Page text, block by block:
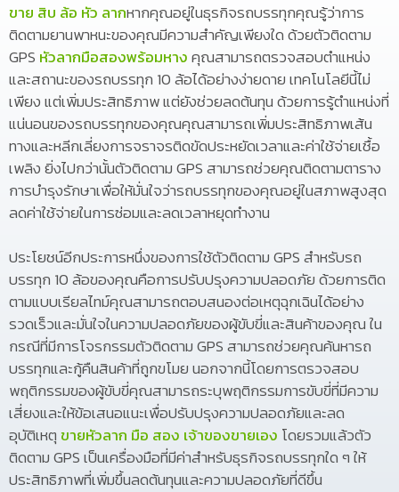
ขาย สิบ ล้อ หัว ลากหากคุณอยู่ในธุรกิจรถบรรทุกคุณรู้ว่าการ
ติดตามยานพาหนะของคุณมีความสำคัญเพียงใด ด้วยตัวติดตาม
GPS หัวลากมือสองพร้อมหางคุณสามารถตรวจสอบตำแหน่ง
และสถานะของรถบรรทุก 10 ล้อได้อย่างง่ายดาย เทคโนโลยีนี้ไม่
เพียง แต่เพิ่มประสิทธิภาพ แต่ยังช่วยลดต้นทุน ด้วยการรู้ตำแหน่งที่
แน่นอนของรถบรรทุกของคุณคุณสามารถเพิ่มประสิทธิภาพเส้น
ทางและหลีกเลี่ยงการจราจรติดขัดประหยัดเวลาและค่าใช้จ่ายเชื้อ
เพลิง ยิ่งไปกว่านั้นตัวติดตาม GPS สามารถช่วยคุณติดตามตาราง
การบำรุงรักษาเพื่อให้มั่นใจว่ารถบรรทุกของคุณอยู่ในสภาพสูงสุด
ลดค่าใช้จ่ายในการซ่อมและลดเวลาหยุดทำงาน
ประโยชน์อีกประการหนึ่งของการใช้ตัวติดตาม GPS สำหรับรถ
บรรทุก 10 ล้อของคุณคือการปรับปรุงความปลอดภัย ด้วยการติด
ตามแบบเรียลไทม์คุณสามารถตอบสนองต่อเหตุฉุกเฉินได้อย่าง
รวดเร็วและมั่นใจในความปลอดภัยของผู้ขับขี่และสินค้าของคุณ ใน
กรณีที่มีการโจรกรรมตัวติดตาม GPS สามารถช่วยคุณค้นหารถ
บรรทุกและกู้คืนสินค้าที่ถูกขโมย นอกจากนี้โดยการตรวจสอบ
พฤติกรรมของผู้ขับขี่คุณสามารถระบุพฤติกรรมการขับขี่ที่มีความ
เสี่ยงและให้ข้อเสนอแนะเพื่อปรับปรุงความปลอดภัยและลด
อุบัติเหตุขายหัวลาก มือ สอง เจ้าของขายเอง โดยรวมแล้วตัว
ติดตาม GPS เป็นเครื่องมือที่มีค่าสำหรับธุรกิจรถบรรทุกใด ๆ ให้
ประสิทธิภาพที่เพิ่มขึ้นลดต้นทุนและความปลอดภัยที่ดีขึ้น